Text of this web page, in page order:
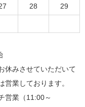
28 29
休みさせていただいて
業しております。
営業（11:00～